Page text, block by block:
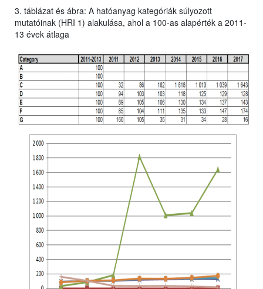
3. táblázat és ábra: A hatóanyag kategóriák súlyozott
mutatóinak (HRI 1) alakulása, ahol a 100-as alapérték a 2011-
13 évek átlaga